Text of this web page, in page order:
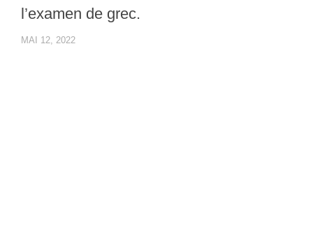
l’examen de grec.
MAI 12, 2022